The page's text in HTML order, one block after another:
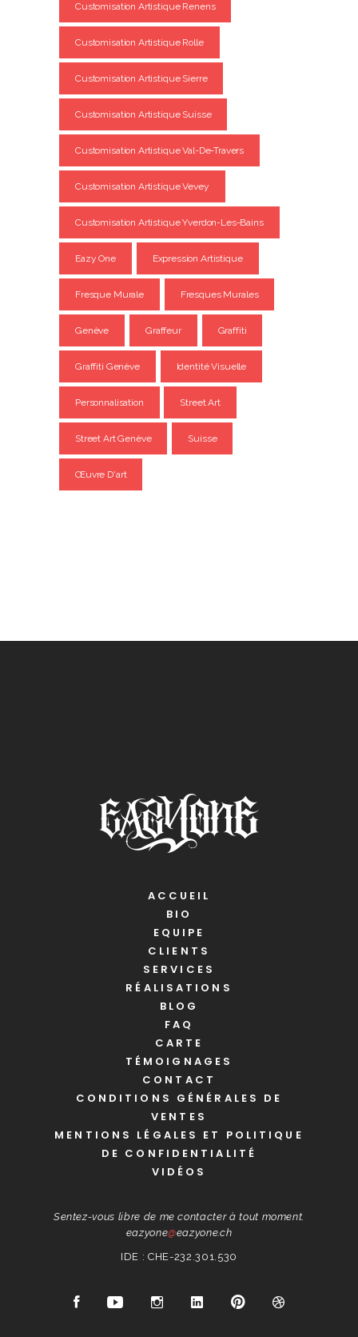
Customisation Artistique Renens
Customisation Artistique Rolle
Customisation Artistique Sierre
Customisation Artistique Suisse
Customisation Artistique Val-De-Travers
Customisation Artistique Vevey
Customisation Artistique Yverdon-Les-Bains
Eazy One Expression Artistique
Fresque Murale Fresques Murales
Genève Graffeur Graffiti
Graffiti Genève Identité Visuelle
Personnalisation Street Art
Street Art Genève Suisse
Œuvre D'art
ACCUEIL
BIO
EQUIPE
CLIENTS
SERVICES
RÉALISATIONS
BLOG
FAQ
CARTE
TÉMOIGNAGES
CONTACT
CONDITIONS GÉNÉRALES DE
VENTES
MENTIONS LÉGALES ET POLITIQUE
DE CONFIDENTIALITÉ
VIDÉOS
Sentez-vous libre de me contacter à tout moment.
eazyone@eazyone.ch
IDE : CHE-232.301.530